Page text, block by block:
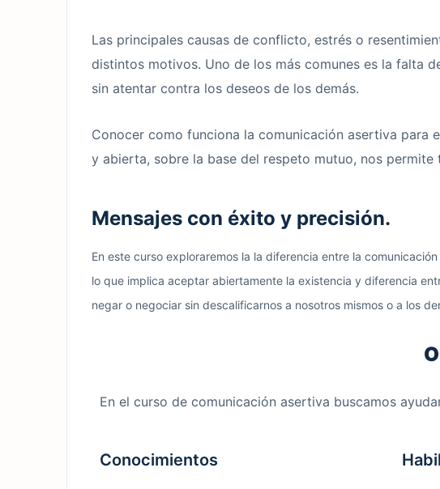
Las principales causas de conflicto, estrés o
distintos motivos. Uno de los más comunes es la falta
sin atentar contra los deseos de los demás.
Conocer como funciona la comunicación asertiva para
y abierta, sobre la base del respeto mutuo, nos
Mensajes con éxito y precisión.
En este curso exploraremos la la diferencia entre la
lo que implica aceptar abiertamente la existencia y diferencia
negar o negociar sin descalificarnos a nosotros mismos o a los
En el curso de comunicación asertiva buscamos
Conocimientos